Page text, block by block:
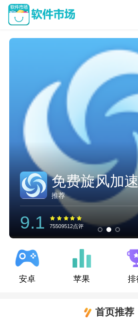
免费旋风加
推荐
9.1 75509512点评
安卓 苹果 排
首页推荐